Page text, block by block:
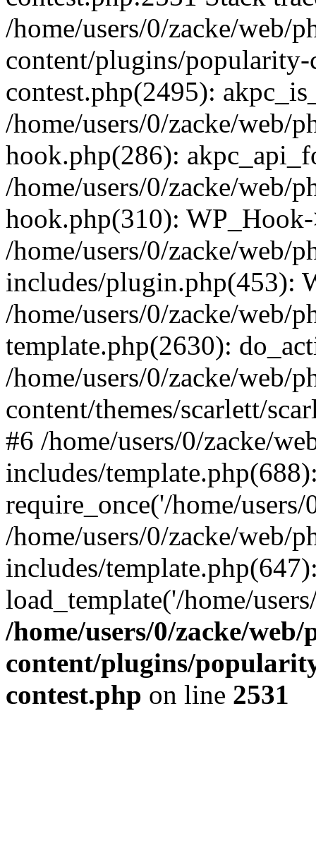
/home/users/0/zacke/web/
content/plugins/
contest.php(2495):
/home/users/0/zacke/web/
hook.php(286):
/home/users/0/zacke/web/
hook.php(310):
/home/users/0/zacke/web/
includes/plugin.php(453):
/home/users/0/zacke/web/
template.php(2630):
/home/users/0/zacke/web/
content/themes/scarlett/
#6 /home/users/0/zacke/
includes/
require_once('/home/
/home/users/0/zacke/web/
includes/
load_template('/home/
/home/users/0/zacke/
content/plugins/
contest.php on line 2531